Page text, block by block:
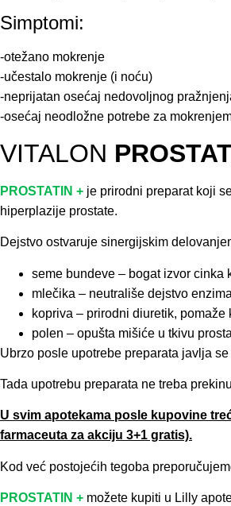
Simptomi:
-otežano mokrenje
-učestalo mokrenje (i noću)
-neprijatan osećaj nedovoljnog
-osećaj neodložne potrebe za
VITALON
PROSTATIN + je prirodni preparat koji
hiperplazije prostate.
Dejstvo ostvaruje sinergijskim
seme bundeve – bogat izvor
mlečika – neutrališe dejstvo
kopriva – prirodni diuretik,
polen – opušta mišiće u tkivu
Ubrzo posle upotrebe preparata javlja
Tada upotrebu preparata ne treba
U svim apotekama posle kupovine
farmaceuta za akciju 3+1 gratis).
Kod već postojećih tegoba
PROSTATIN + možete kupiti u Lilly